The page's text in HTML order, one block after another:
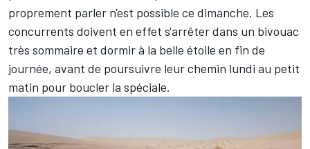
proprement parler n'est possible ce dimanche. Les
concurrents doivent en effet s'arrêter dans un bivouac
très sommaire et dormir à la belle étoile en fin de
journée, avant de poursuivre leur chemin lundi au petit
matin pour boucler la spéciale.